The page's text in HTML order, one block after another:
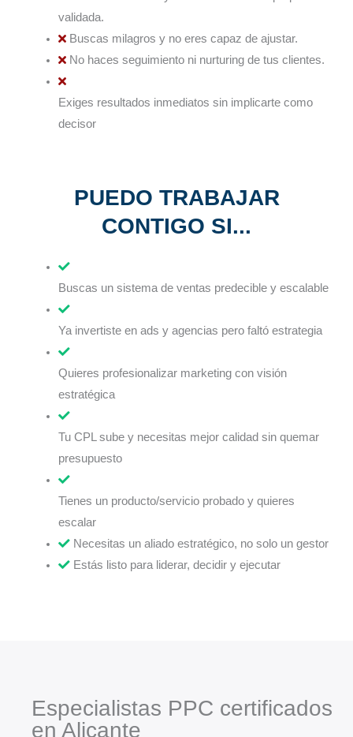
validada.
Buscas milagros y no eres capaz de ajustar.
No haces seguimiento ni nurturing de tus clientes.
Exiges resultados inmediatos sin implicarte como
decisor
PUEDO TRABAJAR
CONTIGO SI...
Buscas un sistema de ventas predecible y escalable
Ya invertiste en ads y agencias pero faltó estrategia
Quieres profesionalizar marketing con visión
estratégica
Tu CPL sube y necesitas mejor calidad sin quemar
presupuesto
Tienes un producto/servicio probado y quieres
escalar
Necesitas un aliado estratégico, no solo un gestor
Estás listo para liderar, decidir y ejecutar
Especialistas PPC certificados
en Alicante